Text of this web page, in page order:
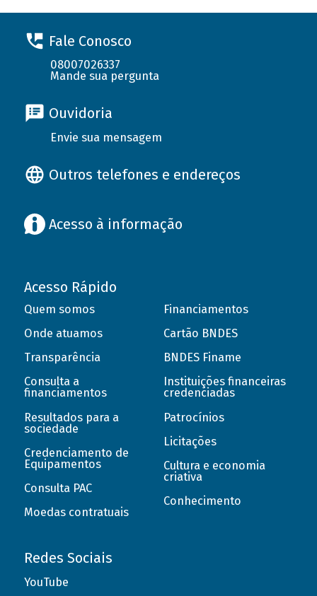
Fale Conosco
08007026337
Mande sua pergunta
Ouvidoria
Envie sua mensagem
Outros telefones e endereços
Acesso à informação
Acesso Rápido
Quem somos
Onde atuamos
Transparência
Consulta a
financiamentos
Resultados para a
sociedade
Credenciamento de
Equipamentos
Consulta PAC
Moedas contratuais
Financiamentos
Cartão BNDES
BNDES Finame
Instituições financeiras
credenciadas
Patrocínios
Licitações
Cultura e economia
criativa
Conhecimento
Redes Sociais
YouTube